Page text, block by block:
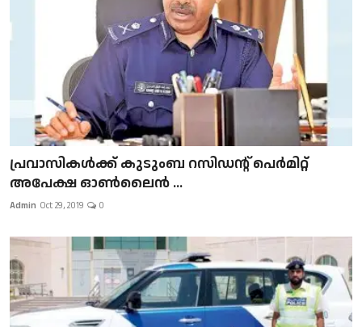
പ്രവാസികള്‍ക്ക് കുടുംബ റസിഡന്റ് പെർമിറ്റ്
അപേക്ഷ ഓൺലൈൻ ...
Admin Oct 29, 2019 0